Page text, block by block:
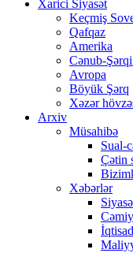
Xarici Siyasət
Keçmiş
Qafqaz
Amerika
Cənub-
Avropa
Böyük Şərq
Xəzər
Arxiv
Müsahibə
Sual-
Çətin
Xəbərlər